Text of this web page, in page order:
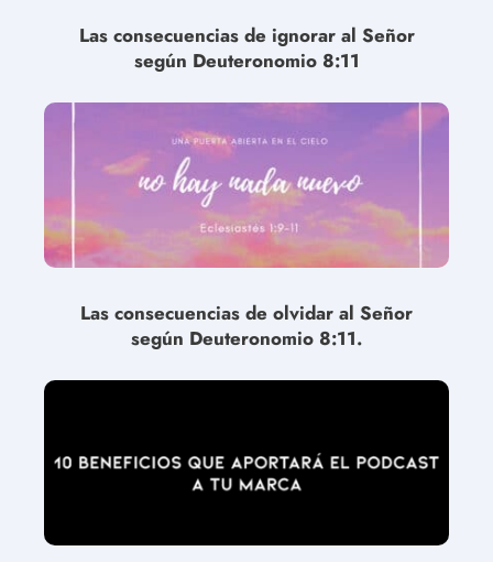
Las consecuencias de ignorar al Señor
según Deuteronomio 8:11
Las consecuencias de olvidar al Señor
según Deuteronomio 8:11.